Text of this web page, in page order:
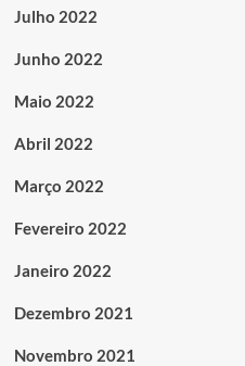
Julho 2022
Junho 2022
Maio 2022
Abril 2022
Março 2022
Fevereiro 2022
Janeiro 2022
Dezembro 2021
Novembro 2021